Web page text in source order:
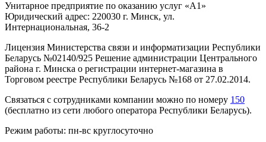
Унитарное предприятие по оказанию услуг «А1»
Юридический адрес: 220030 г. Минск, ул.
Интернациональная, 36-2
Лицензия Министерства связи и информатизации Республики
Беларусь №02140/925 Решение администрации Центрального
района г. Минска о регистрации интернет-магазина в
Торговом реестре Республики Беларусь №168 от 27.02.2014.
Связаться с сотрудниками компании можно по номеру 150
(бесплатно из сети любого оператора Республики Беларусь).
Режим работы: пн-вс круглосуточно